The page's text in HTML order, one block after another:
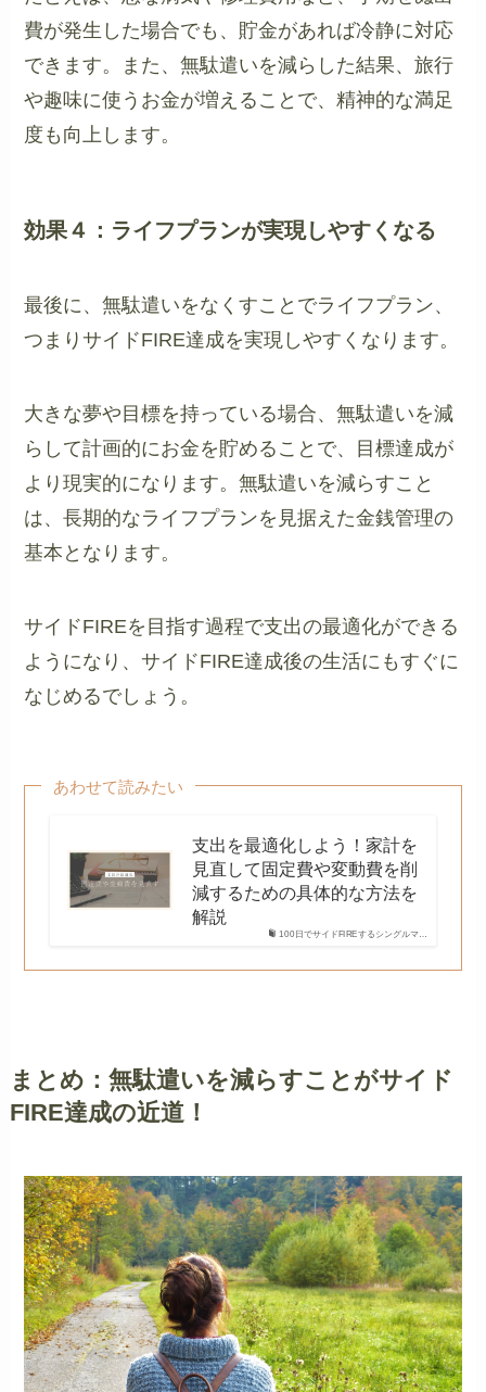
費が発生した場合でも、貯金があれば冷静に対応
できます。また、無駄遣いを減らした結果、旅行
や趣味に使うお金が増えることで、精神的な満足
度も向上します。
効果４：ライフプランが実現しやすくなる
最後に、無駄遣いをなくすことでライフプラン、
つまりサイドFIRE達成を実現しやすくなります。
大きな夢や目標を持っている場合、無駄遣いを減
らして計画的にお金を貯めることで、目標達成が
より現実的になります。無駄遣いを減らすこと
は、長期的なライフプランを見据えた金銭管理の
基本となります。
サイドFIREを目指す過程で支出の最適化ができる
ようになり、サイドFIRE達成後の生活にもすぐに
なじめるでしょう。
あわせて読みたい
100日でサイドFIREするシングルマ…
支出を最適化しよう！家計を
見直して固定費や変動費を削
減するための具体的な方法を
解説
まとめ：無駄遣いを減らすことがサイド
FIRE達成の近道！